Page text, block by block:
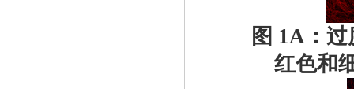
图 1A：过度
红色和